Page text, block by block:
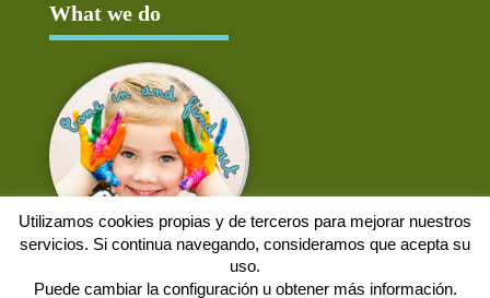
What we do
Utilizamos cookies propias y de terceros para mejorar nuestros
servicios. Si continua navegando, consideramos que acepta su
uso.
Puede cambiar la configuración u obtener más información.